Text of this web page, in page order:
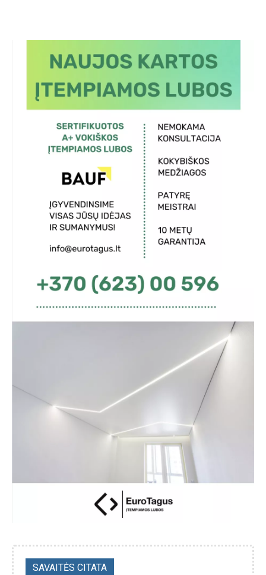
SAVAITĖS CITATA